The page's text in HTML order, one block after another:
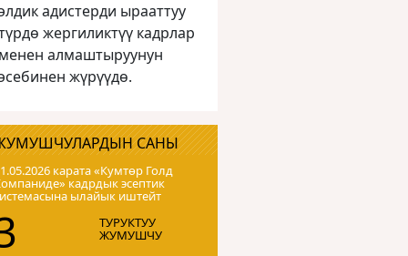
адистерди ырааттуу
жергиликтүү кадрлар
алмаштыруунун
жүрүүдө.
САНЫ
карата «Кумтɵр Голд
кадрдык эсептик
ылайык иштейт
ТУРУКТУУ
ЖУМУШЧУ